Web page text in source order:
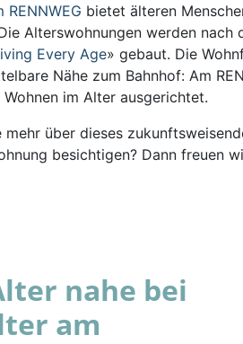
bietet älteren
Alterswohnungen werden nach
Every Age» gebaut. Die
Nähe zum Bahnhof: Am
im Alter ausgerichtet.
über dieses
besichtigen? Dann freuen
nahe bei
am